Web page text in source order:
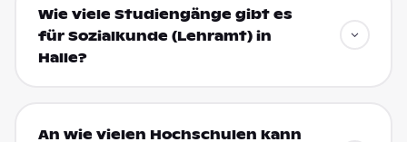
Wie viele Studiengänge gibt es
für Sozialkunde (Lehramt) in
Halle?
An wie vielen Hochschulen kann